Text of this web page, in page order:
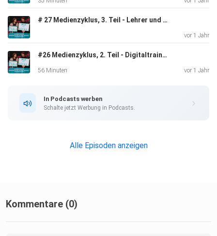
bundesweiter Protesttag findet am 1. Juni statt, alle Infos
dazu
# 27 Medienzyklus, 3. Teil - Lehrer und TikToker Niko Kappe ist zu Gast
vor 1 Jahr
#26 Medienzyklus, 2. Teil - Digitaltrainer Daniel Wolff berichtet aus seinem Alltag
56 Minuten vor 1 Jahr
In Podcasts werben
Schalte jetzt Werbung in Podcasts.
Alle Episoden anzeigen
Kommentare (0)